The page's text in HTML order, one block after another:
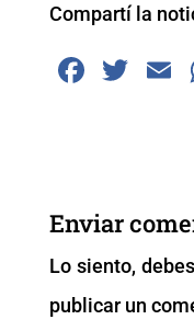
Compartí la
F
b
o
o
k
T
Enviar
Lo siento,
publicar un